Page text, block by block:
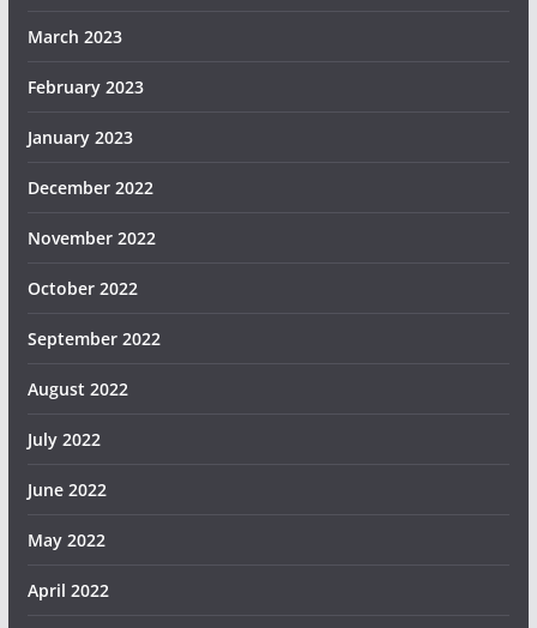
March 2023
February 2023
January 2023
December 2022
November 2022
October 2022
September 2022
August 2022
July 2022
June 2022
May 2022
April 2022